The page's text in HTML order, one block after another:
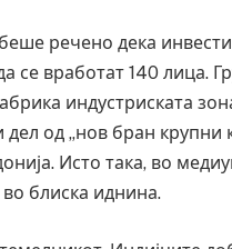
речено дека
вработат 140 лица.
индустриската
дел од „нов бран крупни
Исто така, во
блиска иднина.Најмалку седум